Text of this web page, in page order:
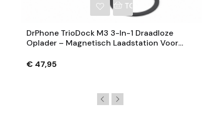
TOEVOEGEN AAN
DrPhone TrioDock M3 3-In-1 Draadloze
Oplader – Magnetisch Laadstation Voor
€ 47,95